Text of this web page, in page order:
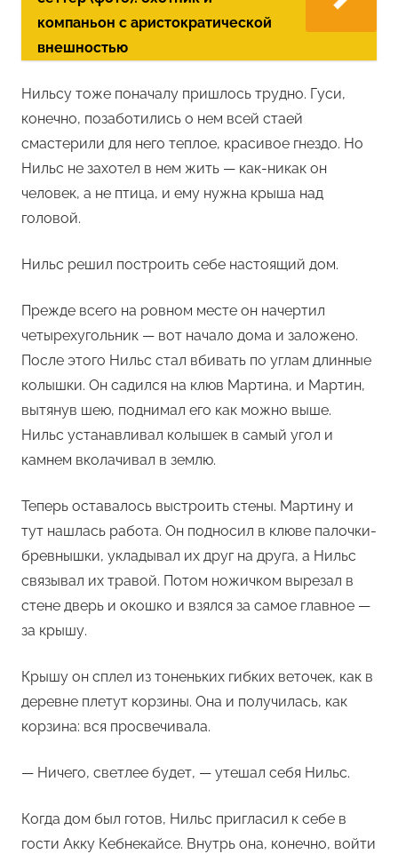
компаньон с аристократической
внешностью
Нильсу тоже поначалу пришлось трудно. Гуси,
конечно, позаботились о нем всей стаей
смастерили для него теплое, красивое гнездо. Но
Нильс не захотел в нем жить — как-никак он
человек, а не птица, и ему нужна крыша над
головой.
Нильс решил построить себе настоящий дом.
Прежде всего на ровном месте он начертил
четырехугольник — вот начало дома и заложено.
После этого Нильс стал вбивать по углам длинные
колышки. Он садился на клюв Мартина, и Мартин,
вытянув шею, поднимал его как можно выше.
Нильс устанавливал колышек в самый угол и
камнем вколачивал в землю.
Теперь оставалось выстроить стены. Мартину и
тут нашлась работа. Он подносил в клюве палочки-
бревнышки, укладывал их друг на друга, а Нильс
связывал их травой. Потом ножичком вырезал в
стене дверь и окошко и взялся за самое главное —
за крышу.
Крышу он сплел из тоненьких гибких веточек, как в
деревне плетут корзины. Она и получилась, как
корзина: вся просвечивала.
— Ничего, светлее будет, — утешал себя Нильс.
Когда дом был готов, Нильс пригласил к себе в
гости Акку Кебнекайсе. Внутрь она, конечно, войти